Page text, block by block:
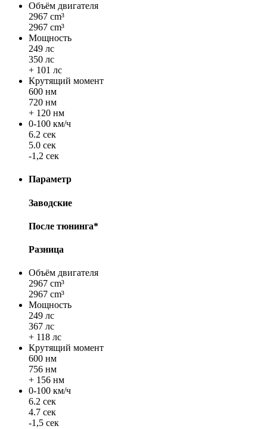
Объём двигателя
2967 cm³
2967 cm³
Мощность
249 лс
350 лс
+ 101 лс
Крутящий момент
600 нм
720 нм
+ 120 нм
0-100 км/ч
6.2 сек
5.0 сек
-1,2 сек
Параметр
Заводские
После тюнинга*
Разница
Объём двигателя
2967 cm³
2967 cm³
Мощность
249 лс
367 лс
+ 118 лс
Крутящий момент
600 нм
756 нм
+ 156 нм
0-100 км/ч
6.2 сек
4.7 сек
-1,5 сек